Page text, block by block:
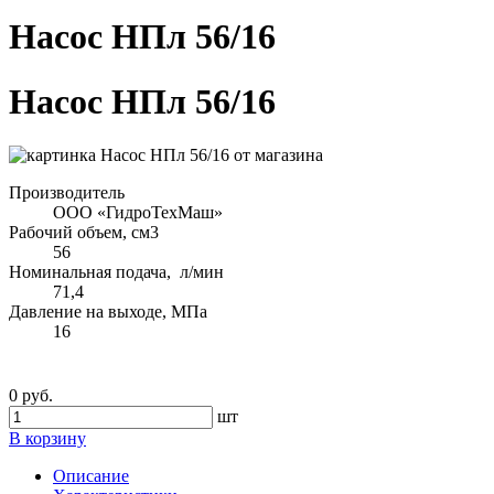
Насос НПл 56/16
Насос НПл 56/16
Производитель
ООО «ГидроТехМаш»
Рабочий объем, см3
56
Номинальная подача, л/мин
71,4
Давление на выходе, МПа
16
0 руб.
шт
В корзину
Описание